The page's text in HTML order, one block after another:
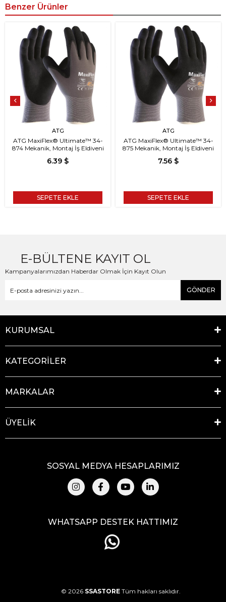
Benzer Ürünler
ATG
ATG MaxiFlex® Ultimate™ 34-
874 Mekanik, Montaj İş Eldiveni
6.39 $
SEPETE EKLE
ATG
ATG MaxiFlex® Ultimate™ 34-
875 Mekanik, Montaj İş Eldiveni
7.56 $
SEPETE EKLE
E-BÜLTENE KAYIT OL
Kampanyalarımızdan Haberdar Olmak İçin Kayıt Olun
GÖNDER
KURUMSAL
KATEGORİLER
MARKALAR
ÜYELİK
SOSYAL MEDYA HESAPLARIMIZ
WHATSAPP DESTEK HATTIMIZ
© 2026 SSASTORE Tüm hakları saklıdır.